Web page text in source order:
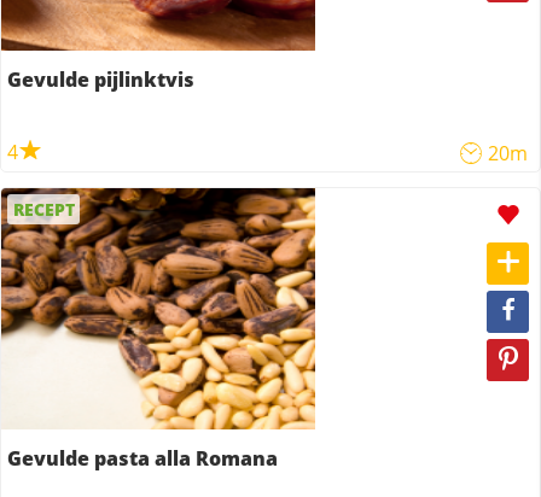
Gevulde pijlinktvis
4 20m
RECEPT
Gevulde pasta alla Romana